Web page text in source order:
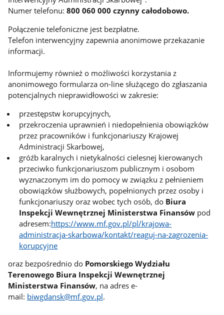
Numer telefonu:800 060 000czynny całodobowo.
Połączenie telefoniczne jest bezpłatne.
Telefon interwencyjny zapewnia anonimowe przekazanie
informacji.
Informujemy również o możliwości korzystania z
anonimowego formularza on-line służącego do zgłaszania
potencjalnych nieprawidłowości w zakresie:
przestępstw korupcyjnych,
przekroczenia uprawnień i niedopełnienia obowiązków
przez pracowników i funkcjonariuszy Krajowej
Administracji Skarbowej,
gróźb karalnych i nietykalności cielesnej kierowanych
przeciwko funkcjonariuszom publicznym i osobom
wyznaczonym im do pomocy w związku z pełnieniem
obowiązków służbowych, popełnionych przez osoby i
funkcjonariuszy oraz wobec tych osób, do Biura
Inspekcji Wewnętrznej Ministerstwa Finansów pod
adresem:https://www.mf.gov.pl/pl/krajowa-
administracja-skarbowa/kontakt/reaguj-na-zagrozenia-
korupcyjne
oraz bezpośrednio do Pomorskiego Wydziału
Terenowego Biura Inspekcji Wewnętrznej
Ministerstwa Finansów, na adres e-
mail: biwgdansk@mf.gov.pl.